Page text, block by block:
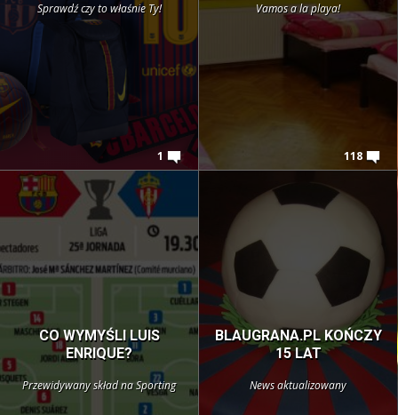
Sprawdź czy to właśnie Ty!
1
Vamos a la playa!
118
CO WYMYŚLI LUIS
ENRIQUE?
Przewidywany skład na Sporting
BLAUGRANA.PL KOŃCZY
15 LAT
News aktualizowany